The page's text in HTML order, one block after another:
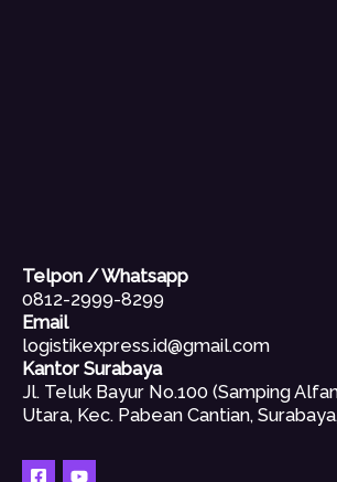
Telpon / Whatsapp
0812-2999-8299
Email
logistikexpress.id@gmail.com
Kantor Surabaya
Jl. Teluk Bayur No.100 (Samping
Utara, Kec. Pabean Cantian,